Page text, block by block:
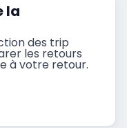
la
des trip
les retours
à votre retour.